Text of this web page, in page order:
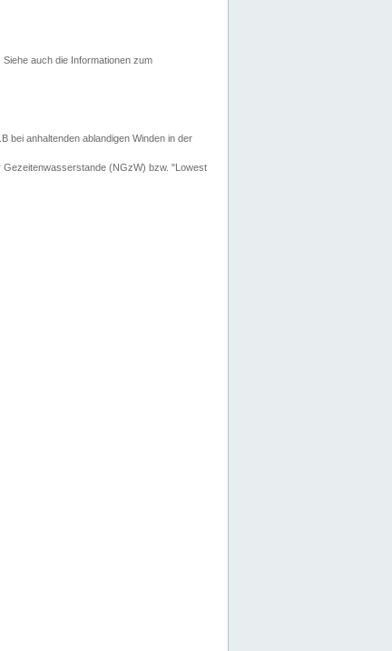
. Siehe auch die Informationen zum
bei anhaltenden ablandigen Winden in der
Gezeitenwasserstande (NGzW) bzw. "Lowest